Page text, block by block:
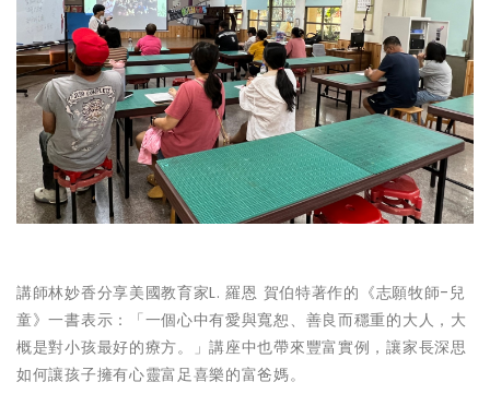
講師林妙香分享美國教育家L. 羅恩 賀伯特著作的《志願牧師-兒
童》一書表示：「一個心中有愛與寬恕、善良而穩重的大人，大
概是對小孩最好的療方。」講座中也帶來豐富實例，讓家長深思
如何讓孩子擁有心靈富足喜樂的富爸媽。